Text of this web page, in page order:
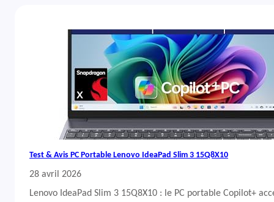
Test & Avis PC Portable Lenovo IdeaPad Slim 3 15Q8X10
28 avril 2026
Lenovo IdeaPad Slim 3 15Q8X10 : le PC portable Copilot+